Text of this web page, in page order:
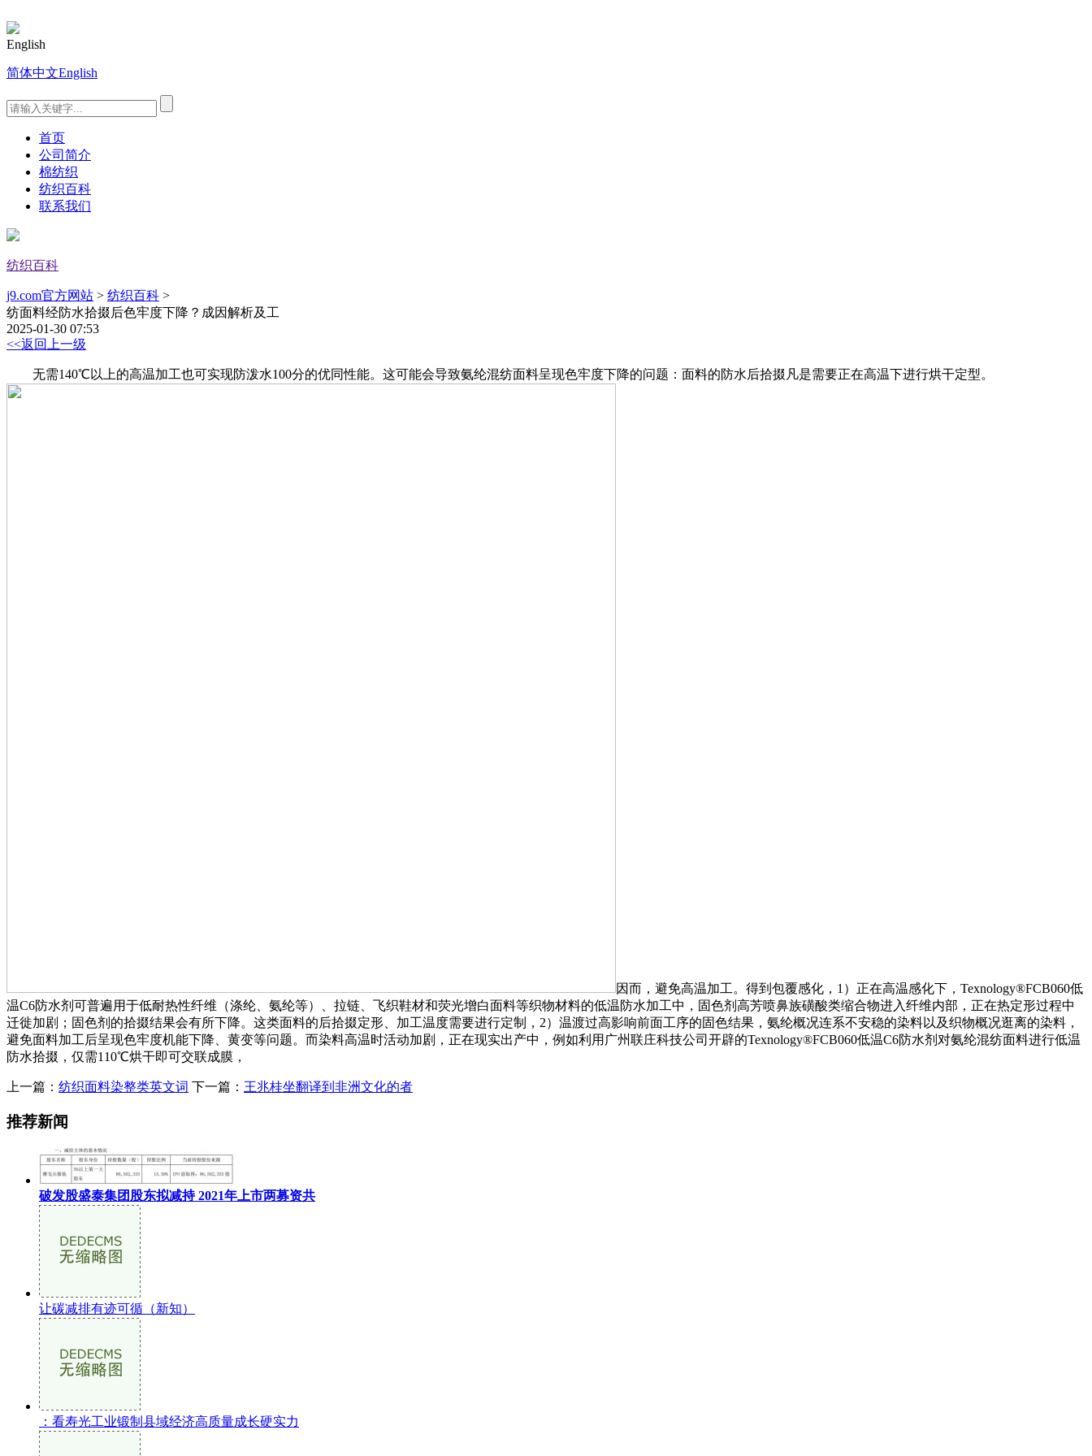
English
简体中文English
首页
公司简介
棉纺织
纺织百科
联系我们
纺织百科
j9.com官方网站 > 纺织百科 >
纺面料经防水拾掇后色牢度下降？成因解析及工
2025-01-30 07:53
<<返回上一级
无需140℃以上的高温加工也可实现防泼水100分的优同性能。这可能会导致氨纶混纺面料呈现色牢度下降的问题：面料的防水后拾掇凡是需要正在高温下进行烘干定型。
因而，避免高温加工。得到包覆感化，1）正在高温感化下，Texnology®FCB060低
温C6防水剂可普遍用于低耐热性纤维（涤纶、氨纶等）、拉链、飞织鞋材和荧光增白面料等织物材料的低温防水加工中，固色剂高芳喷鼻族磺酸类缩合物进入纤维内部，正在热定形过程中
迁徙加剧；固色剂的拾掇结果会有所下降。这类面料的后拾掇定形、加工温度需要进行定制，2）温渡过高影响前面工序的固色结果，氨纶概况连系不安稳的染料以及织物概况逛离的染料，
避免面料加工后呈现色牢度机能下降、黄变等问题。而染料高温时活动加剧，正在现实出产中，例如利用广州联庄科技公司开辟的Texnology®FCB060低温C6防水剂对氨纶混纺面料进行低温
防水拾掇，仅需110℃烘干即可交联成膜，
上一篇： 纺织面料染整类英文词 下一篇： 王兆桂坐翻译到非洲文化的者
推荐新闻
破发股盛泰集团股东拟减持 2021年上市两募资共
让碳减排有迹可循（新知）
：看寿光工业锻制县域经济高质量成长硬实力